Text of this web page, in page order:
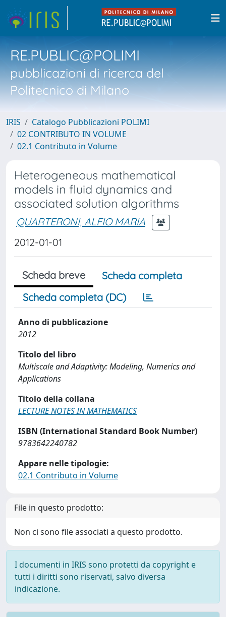
RE.PUBLIC@POLIMI
pubblicazioni di ricerca del
Politecnico di Milano
IRIS
Catalogo Pubblicazioni POLIMI
02 CONTRIBUTO IN VOLUME
02.1 Contributo in Volume
Heterogeneous mathematical
models in fluid dynamics and
associated solution algorithms
QUARTERONI, ALFIO MARIA
2012-01-01
Scheda breve
Scheda completa
Scheda completa (DC)
Anno di pubblicazione
2012
Titolo del libro
Multiscale and Adaptivity: Modeling, Numerics and
Applications
Titolo della collana
LECTURE NOTES IN MATHEMATICS
ISBN (International Standard Book Number)
9783642240782
Appare nelle tipologie:
02.1 Contributo in Volume
File in questo prodotto:
Non ci sono file associati a questo prodotto.
I documenti in IRIS sono protetti da copyright e
tutti i diritti sono riservati, salvo diversa
indicazione.